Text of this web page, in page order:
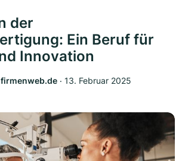
der
Ein Beruf für
Innovation
‧ 13. Februar 2025